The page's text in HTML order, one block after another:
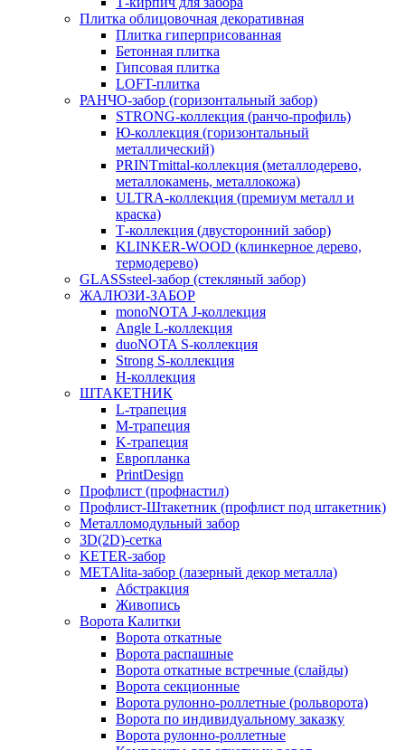
Плитка облицовочная декоративная
Плитка гиперприсованная
Бетонная плитка
Гипсовая плитка
LOFT-плитка
РАНЧО-забор (горизонтальный забор)
STRONG-коллекция (ранчо-профиль)
Ю-коллекция (горизонтальный
металлический)
PRINTmittal-коллекция (металлодерево,
металлокамень, металлокожа)
ULTRA-коллекция (премиум металл и
краска)
Т-коллекция (двусторонний забор)
KLINKER-WOOD (клинкерное дерево,
термодерево)
GLASSsteel-забор (стекляный забор)
ЖАЛЮЗИ-ЗАБОР
monoNOTA J-коллекция
Angle L-коллекция
duoNOTA S-коллекция
Strong S-коллекция
H-коллекция
ШТАКЕТНИК
L-трапеция
M-трапеция
K-трапеция
Европланка
PrintDesign
Профлист (профнастил)
Профлист-Штакетник (профлист под штакетник)
Металломодульный забор
3D(2D)-сетка
KETER-забор
METAlita-забор (лазерный декор металла)
Абстракция
Живопись
Ворота Калитки
Ворота откатные
Ворота распашные
Ворота откатные встречные (слайды)
Ворота секционные
Ворота рулонно-роллетные (рольворота)
Ворота по индивидуальному заказку
Ворота рулонно-роллетные